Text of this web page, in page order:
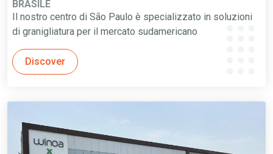
BRASILE
Il nostro centro di São Paulo è specializzato in soluzioni
di granigliatura per il mercato sudamericano
Discover